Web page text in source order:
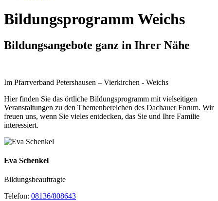
Bildungsprogramm Weichs
Bildungsangebote ganz in Ihrer Nähe
Im Pfarrverband Petershausen – Vierkirchen - Weichs
Hier finden Sie das örtliche Bildungsprogramm mit vielseitigen
Veranstaltungen zu den Themenbereichen des Dachauer Forum. Wir
freuen uns, wenn Sie vieles entdecken, das Sie und Ihre Familie
interessiert.
Eva Schenkel
Bildungsbeauftragte
Telefon: 08136/808643